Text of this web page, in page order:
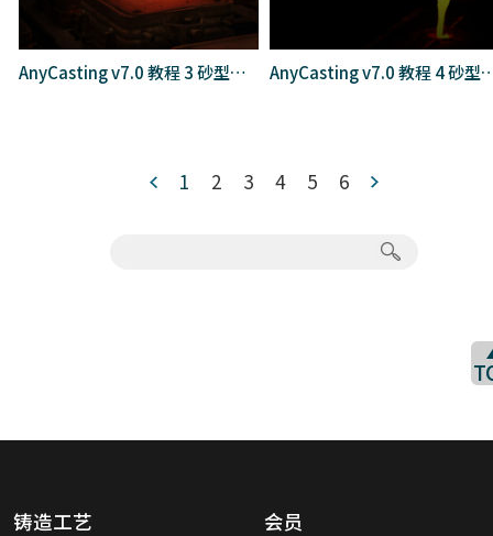
AnyCasting v7.0 教程 3 砂型铸造(Steel) AnyCasting v7.0
1 2 3 4 5 6
铸造工艺 会员